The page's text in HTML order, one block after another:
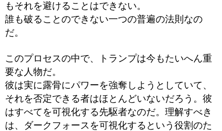
もそれを避けることはできない。
誰も破ることのできない一つの普遍の法則なの
だ。
このプロセスの中で、トランプは今もたいへん重
要な人物だ。
彼は実に露骨にパワーを強奪しようとしていて、
それを否定できる者はほとんどいないだろう。彼
はすべてを可視化する先駆者なのだ。理解すべき
は、ダークフォースを可視化するという役割のた